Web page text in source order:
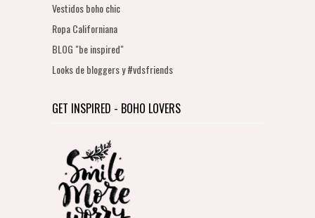
Vestidos boho chic
Ropa Californiana
BLOG "be inspired"
Looks de bloggers y #vdsfriends
GET INSPIRED - BOHO LOVERS